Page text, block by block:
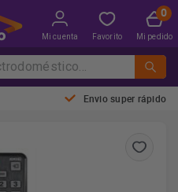
Mi cuenta Favorito Mi pedido
Envio super rápido